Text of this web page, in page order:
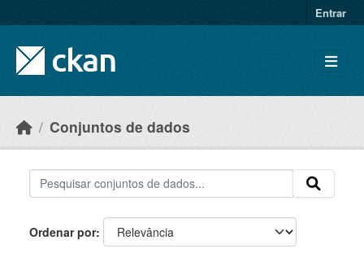
Entrar
Conjuntos de dados
Ordenar por